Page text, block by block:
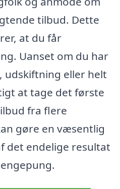
tilbud. Dette
at du får
Uanset om du har
eller helt
at tage det første
fra flere
gøre en væsentlig
det endelige resultat